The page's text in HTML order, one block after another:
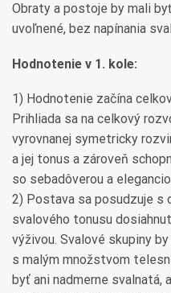
Obraty a postoje by mali
uvoľnené, bez napínania
Hodnotenie v 1. kole:
1) Hodnotenie začína
Prihliada sa na celkový
vyrovnanej symetricky
a jej tonus a zároveň
so sebadôverou a
2) Postava sa posudzuje s
svalového tonusu
výživou. Svalové skupiny
s malým množstvom
byť ani nadmerne svalnatá,